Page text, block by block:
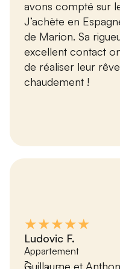
avons compté sur
J’achète en
de Marion. Sa
excellent contact
de réaliser leur
chaudement !
★★★★★
Ludovic F.
Appartement
-
Guillaume et